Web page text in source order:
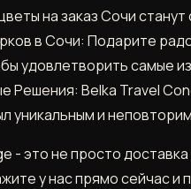
на заказ Сочи
в Сочи: Подарите
удовлетворить самые
Решения: Belka Travel
уникальным и
- это не просто
у нас прямо сейчас и